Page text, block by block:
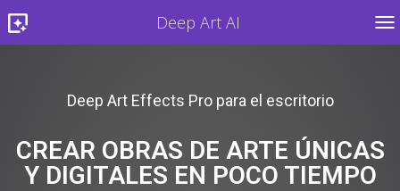
Deep Art AI
Deep Art Effects Pro para el escritorio
CREAR OBRAS DE ARTE ÚNICAS
Y DIGITALES EN POCO TIEMPO